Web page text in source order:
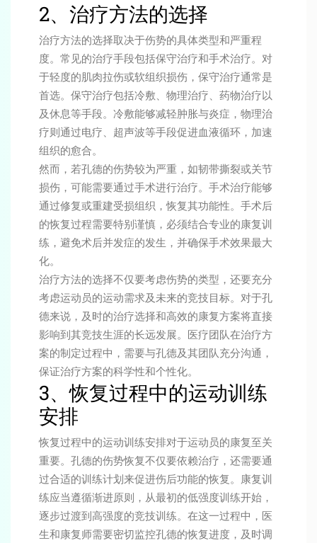
2、治疗方法的选择
治疗方法的选择取决于伤势的具体类型和严重程
度。常见的治疗手段包括保守治疗和手术治疗。对
于轻度的肌肉拉伤或软组织损伤，保守治疗通常是
首选。保守治疗包括冷敷、物理治疗、药物治疗以
及休息等手段。冷敷能够减轻肿胀与炎症，物理治
疗则通过电疗、超声波等手段促进血液循环，加速
组织的愈合。
然而，若孔德的伤势较为严重，如韧带撕裂或关节
损伤，可能需要通过手术进行治疗。手术治疗能够
通过修复或重建受损组织，恢复其功能性。手术后
的恢复过程需要特别谨慎，必须结合专业的康复训
练，避免术后并发症的发生，并确保手术效果最大
化。
治疗方法的选择不仅要考虑伤势的类型，还要充分
考虑运动员的运动需求及未来的竞技目标。对于孔
德来说，及时的治疗选择和高效的康复方案将直接
影响到其竞技生涯的长远发展。医疗团队在治疗方
案的制定过程中，需要与孔德及其团队充分沟通，
保证治疗方案的科学性和个性化。
3、恢复过程中的运动训练
安排
恢复过程中的运动训练安排对于运动员的康复至关
重要。孔德的伤势恢复不仅要依赖治疗，还需要通
过合适的训练计划来促进伤后功能的恢复。康复训
练应当遵循渐进原则，从最初的低强度训练开始，
逐步过渡到高强度的竞技训练。在这一过程中，医
生和康复师需要密切监控孔德的恢复进度，及时调